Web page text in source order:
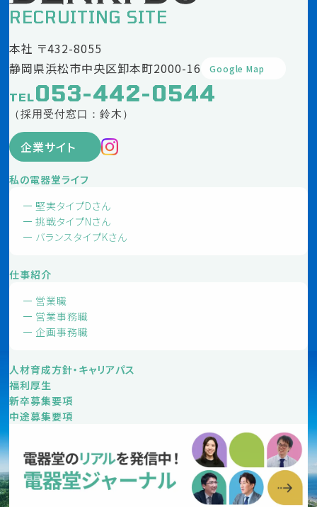
RECRUITING SITE
本社 〒432-8055
静岡県浜松市中央区卸本町2000-16
Google Map
TEL053-442-0544
（採用受付窓口：鈴木）
企業サイト
私の電器堂ライフ
堅実タイプDさん
挑戦タイプNさん
バランスタイプKさん
仕事紹介
営業職
営業事務職
企画事務職
人材育成方針・キャリアパス
福利厚生
新卒募集要項
中途募集要項